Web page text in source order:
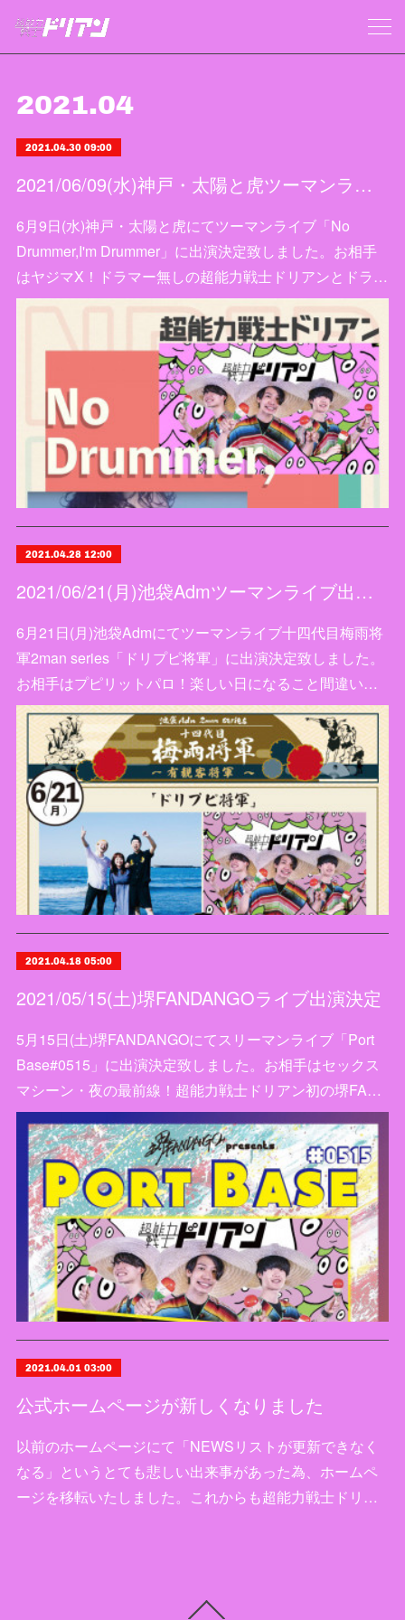
2021.04
2021.04.30 09:00
2021/06/09(水)神戸・太陽と虎ツーマンライブ出演決定
6月9日(水)神戸・太陽と虎にてツーマンライブ「No
Drummer,I'm Drummer」に出演決定致しました。お相手
はヤジマX！ドラマー無しの超能力戦士ドリアンとドラ…
2021.04.28 12:00
2021/06/21(月)池袋Admツーマンライブ出演決定
6月21日(月)池袋Admにてツーマンライブ十四代目梅雨将
軍2man series「ドリプピ将軍」に出演決定致しました。
お相手はプピリットパロ！楽しい日になること間違い…
2021.04.18 05:00
2021/05/15(土)堺FANDANGOライブ出演決定
5月15日(土)堺FANDANGOにてスリーマンライブ「Port
Base#0515」に出演決定致しました。お相手はセックス
マシーン・夜の最前線！超能力戦士ドリアン初の堺FA…
2021.04.01 03:00
公式ホームページが新しくなりました
以前のホームページにて「NEWSリストが更新できなく
なる」というとても悲しい出来事があった為、ホームペ
ージを移転いたしました。これからも超能力戦士ドリ…